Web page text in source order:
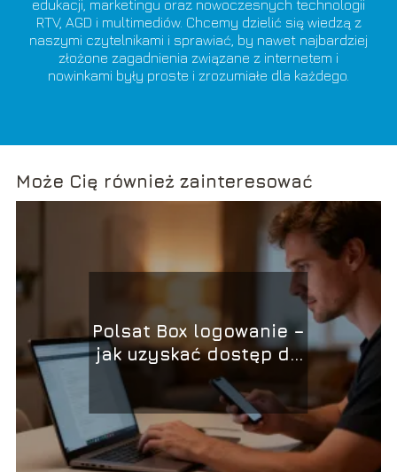
edukacji, marketingu oraz nowoczesnych technologii
RTV, AGD i multimediów. Chcemy dzielić się wiedzą z
naszymi czytelnikami i sprawiać, by nawet najbardziej
złożone zagadnienia związane z internetem i
nowinkami były proste i zrozumiałe dla każdego.
Może Cię również zainteresować
Polsat Box logowanie –
jak uzyskać dostęp do
konta?